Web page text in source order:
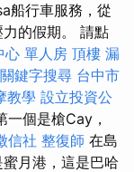
船行車服務，從
的假期。 請點
心 單人房 頂樓 漏
關鍵字搜尋 台中市
教學 設立投資公
個是槍Cay，
信社 整復師 在島
月港，這是巴哈